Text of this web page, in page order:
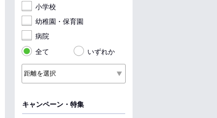
小学校
幼稚園・保育園
病院
全て
いずれか
キャンペーン・特集